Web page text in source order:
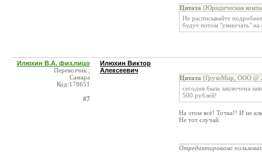
Цитата (Юридическая
Не расписывайте
будут потом "умничать"
Илюхин В.А. физ.лицо
Перевозчик ,
Самара
Код:178651
#7
Илюхин Виктор
Алексеевич
Цитата (ГрузоМир, ООО @
сегодня была заключена
500 рублей!
На этом всё! Точка!! И не
Не тот случай.
Отредактировано